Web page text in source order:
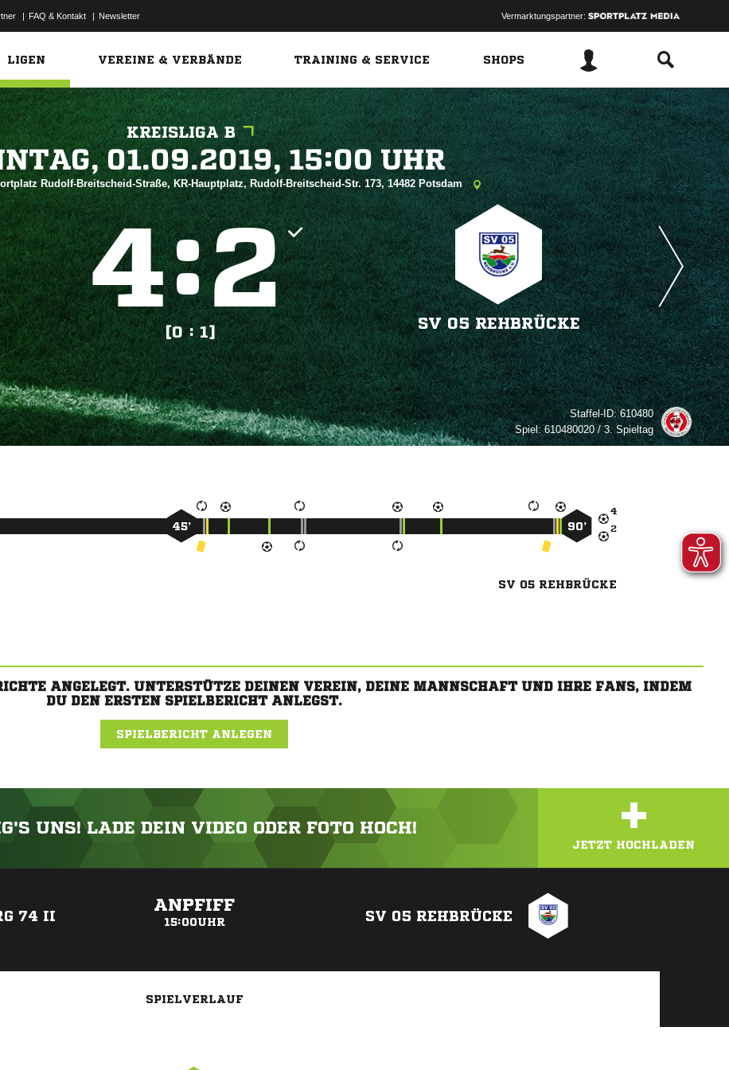
| FAQ & Kontakt | Newsletter Vermarktungspartner:
LIGEN VEREINE & VERBÄNDE TRAINING & SERVICE SHOPS
KREISLIGA B
  
Rudolf-Breitscheid-Straße, KR-Hauptplatz, Rudolf-Breitscheid-Str. 173, 14482 Potsdam
:
[0 : 1]
SV 05 REHBRÜCKE
Staffel-ID:610480
Spiel:610480020 / 3. Spieltag


45’ 90’
SV 05 REHBRÜCKE
ANGELEGT. UNTERSTÜTZE DEINEN VEREIN, DEINE MANNSCHAFT UND IHRE FANS, INDEM
DU DEN ERSTEN SPIELBERICHT ANLEGST.
SPIELBERICHT ANLEGEN
UNS! LADE DEIN VIDEO ODER FOTO HOCH! +
JETZT HOCHLADEN
74 II
ANPFIFF
15:00UHR SV 05 REHBRÜCKE
SPIELVERLAUF